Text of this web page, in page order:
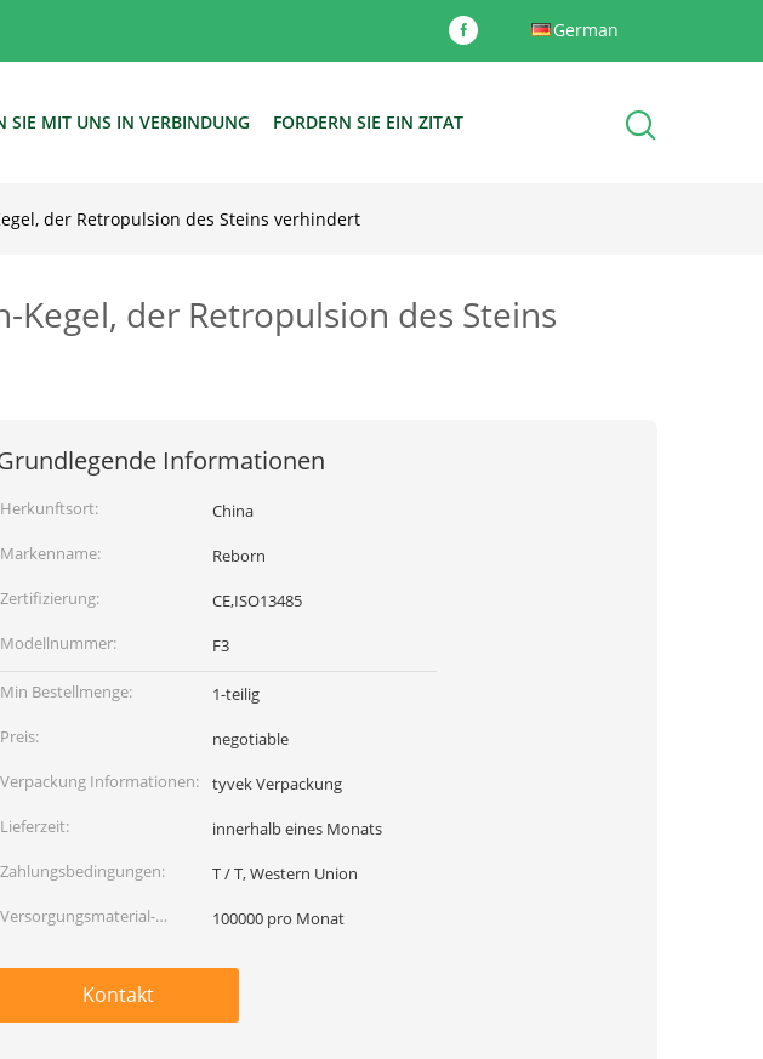
German
SIE MIT UNS IN VERBINDUNG FORDERN SIE EIN ZITAT
der Retropulsion des Steins verhindert
der Retropulsion des Steins
Informationen
Herkunftsort:
China
Markenname:
Reborn
Zertifizierung:
CE,ISO13485
Modellnummer:
F3
Min Bestellmenge:
1-teilig
Preis:
negotiable
Verpackung Informationen:
tyvek Verpackung
Lieferzeit:
innerhalb eines Monats
Zahlungsbedingungen:
T / T, Western Union
Versorgungsmaterial-
100000 pro Monat
Kontakt